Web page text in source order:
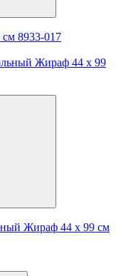
см 8933-017
Жираф 44 х 99 см